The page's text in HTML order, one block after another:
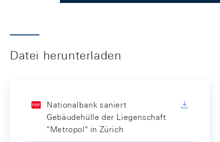
Datei herunterladen
Nationalbank saniert
Gebäudehülle der Liegenschaft
"Metropol" in Zürich